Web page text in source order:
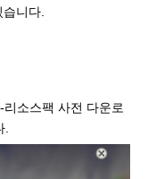
니다.
소스팩 사전 다운로
.